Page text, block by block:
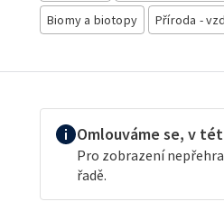
Biomy a biotopy
Příroda -
Omlouváme se, v
Pro zobrazení
řadě.